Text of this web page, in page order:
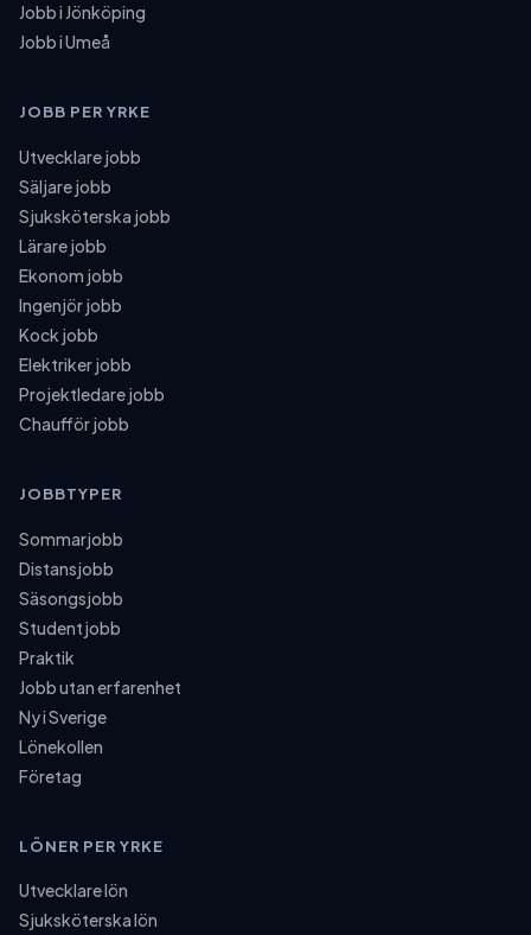
Jobb i Jönköping
Jobb iUmeå
JOBB PER YRKE
Utvecklarejobb
Säljarejobb
Sjuksköterska jobb
Lärarejobb
Ekonom jobb
Ingenjörjobb
Kock jobb
Elektrikerjobb
Projektledarejobb
Chaufförjobb
JOBBTYPER
Sommarjobb
Distansjobb
Säsongsjobb
Studentjobb
Praktik
Jobb utan erfarenhet
Ny i Sverige
Lönekollen
Företag
LÖNER PER YRKE
Utvecklare lön
Sjuksköterska lön